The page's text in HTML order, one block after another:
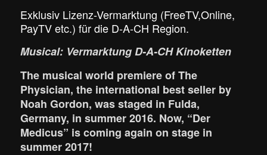
Exklusiv Lizenz-Vermarktung (FreeTV,Online,
PayTV etc.) für die D-A-CH Region.
Musical: Vermarktung D-A-CH Kinoketten
The musical world premiere of The
Physician, the international best seller by
Noah Gordon, was staged in Fulda,
Germany, in summer 2016. Now, “Der
Medicus” is coming again on stage in
summer 2017!